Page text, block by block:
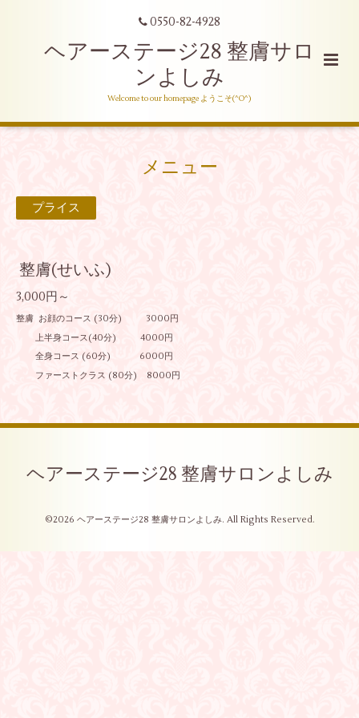
0550-82-4928
ヘアーステージ28 整膚サロ
ンよしみ
Welcome to our homepage ようこそ(^O^)
メニュー
プライス
整膚(せいふ)
3,000円～
整膚 お顔のコース (30分) 3000円
上半身コース(40分) 4000円
全身コース (60分) 6000円
ファーストクラス (80分) 8000円
ヘアーステージ28 整膚サロンよしみ
©2026 ヘアーステージ28 整膚サロンよしみ. All Rights Reserved.